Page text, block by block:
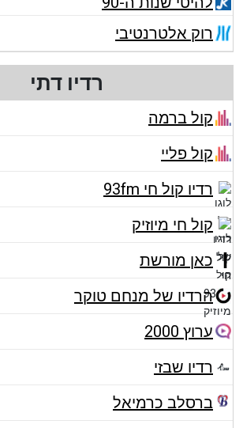
רוק אלטרנטיבי
רדיו דתי
קול ברמה
קול פליי
רדיו קול חי 93fm
קול חי מיוזיק
כאן מורשת
הרדיו של מנחם טוקר
ערוץ 2000
רדיו שבזי
ברסלב כרמיאל